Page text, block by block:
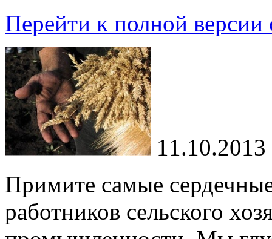
Перейти к полной версии
11.10.2013
Примите самые
работников сельского